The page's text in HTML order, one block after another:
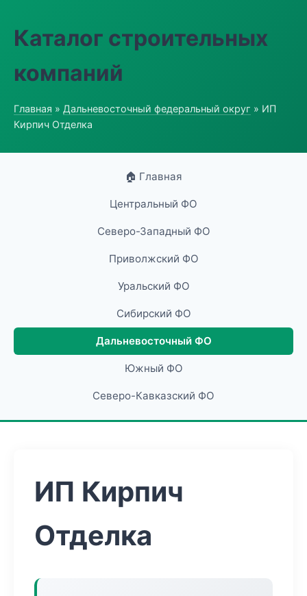
Каталог строительных
компаний
Главная » Дальневосточный федеральный округ » ИП
Кирпич Отделка
🏠 Главная
Центральный ФО
Северо-Западный ФО
Приволжский ФО
Уральский ФО
Сибирский ФО
Дальневосточный ФО
Южный ФО
Северо-Кавказский ФО
ИП Кирпич
Отделка